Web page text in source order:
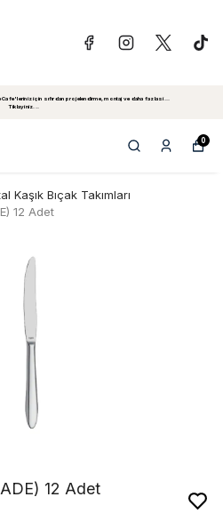
için sıfırdan projelendirme, montaj ve daha fazlasi...
Tiklayiniz...
0
Kaşık Bıçak Takımları
12 Adet
12 Adet